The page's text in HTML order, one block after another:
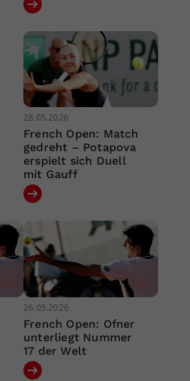
28.05.2026
French Open: Match
gedreht – Potapova
erspielt sich Duell
mit Gauff
26.05.2026
French Open: Ofner
unterliegt Nummer
17 der Welt